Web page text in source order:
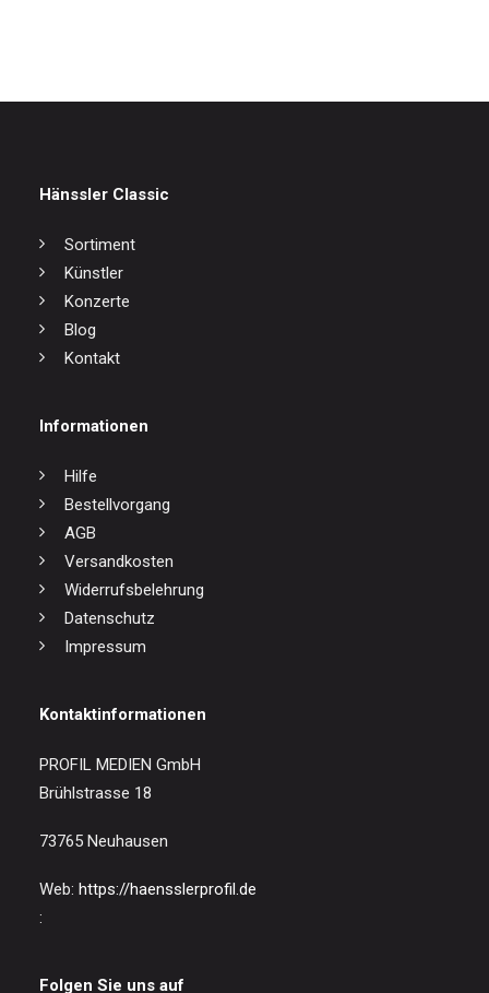
Hänssler Classic
Sortiment
Künstler
Konzerte
Blog
Kontakt
Informationen
Hilfe
Bestellvorgang
AGB
Versandkosten
Widerrufsbelehrung
Datenschutz
Impressum
Kontaktinformationen
PROFIL MEDIEN GmbH
Brühlstrasse 18
73765 Neuhausen
Web: https://haensslerprofil.de
:
Folgen Sie uns auf